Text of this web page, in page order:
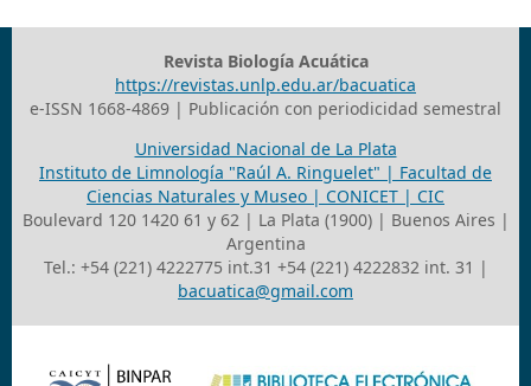
Revista Biología Acuática
https://revistas.unlp.edu.ar/bacuatica
e-ISSN 1668-4869 | Publicación con periodicidad semestral
Universidad Nacional de La Plata
Instituto de Limnología "Raúl A. Ringuelet" | Facultad de
Ciencias Naturales y Museo | CONICET | CIC
Boulevard 120 1420 61 y 62 | La Plata (1900) | Buenos Aires |
Argentina
Tel.: +54 (221) 4222775 int.31 +54 (221) 4222832 int. 31 |
bacuatica@gmail.com